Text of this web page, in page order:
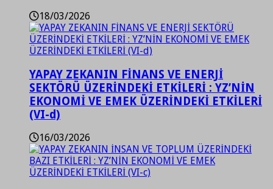
18/03/2026
YAPAY ZEKANIN FİNANS VE ENERJİ
SEKTÖRÜ ÜZERİNDEKİ ETKİLERİ : YZ’NİN
EKONOMİ VE EMEK ÜZERİNDEKİ ETKİLERİ
(VI-d)
16/03/2026